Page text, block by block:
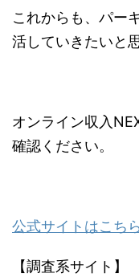
これからも、パー
活していきたいと
オンライン収入
確認ください。
公式サイトはこちら
【調査系サイト】